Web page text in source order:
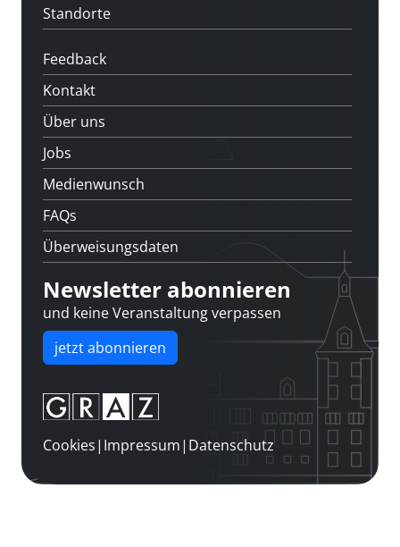
Standorte
Feedback
Kontakt
Über uns
Jobs
Medienwunsch
FAQs
Überweisungsdaten
Newsletter abonnieren
und keine Veranstaltung verpassen
jetzt abonnieren
Cookies| Impressum| Datenschutz